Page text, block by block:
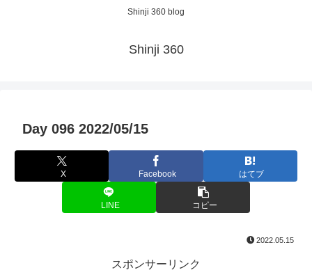
Shinji 360 blog
Shinji 360
Day 096 2022/05/15
X Facebook はてブ
LINE コピー
2022.05.15
スポンサーリンク